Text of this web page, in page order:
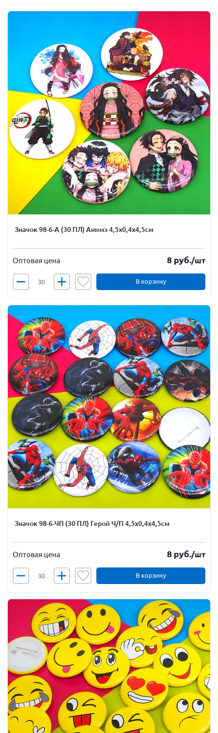
Значок 98-6-А (30 ПЛ) Анимэ 4,5х0,4х4,5см
Оптовая цена 8 руб./шт
В корзину
Значок 98-6-ЧП (30 ПЛ) Герой Ч/П 4,5х0,4х4,5см
Оптовая цена 8 руб./шт
В корзину